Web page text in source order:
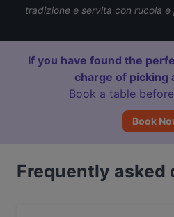
tradizione e servita con rucola e
If you have found the
charge of picking
Book a table
Book
Frequently asked